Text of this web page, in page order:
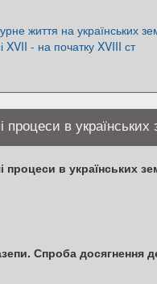
життя на українських
XVII - на початку XVIII ст
в українських
в українських
Спроба досягнення